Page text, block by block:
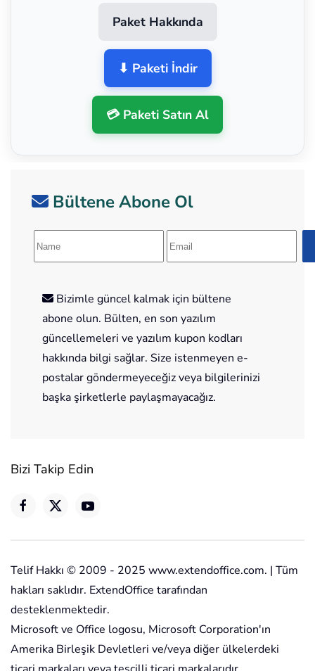
Paket Hakkında
⬇ Paketi İndir
💳 Paketi Satın Al
Bültene Abone Ol
Bizimle güncel kalmak için bültene
abone olun. Bülten, en son yazılım
güncellemeleri ve yazılım kupon kodları
hakkında bilgi sağlar. Size istenmeyen e-
postalar göndermeyeceğiz veya bilgilerinizi
başka şirketlerle paylaşmayacağız.
Bizi Takip Edin
Telif Hakkı © 2009 - 2025 www.extendoffice.com. | Tüm
hakları saklıdır. ExtendOffice tarafından
desteklenmektedir.
Microsoft ve Office logosu, Microsoft Corporation'ın
Amerika Birleşik Devletleri ve/veya diğer ülkelerdeki